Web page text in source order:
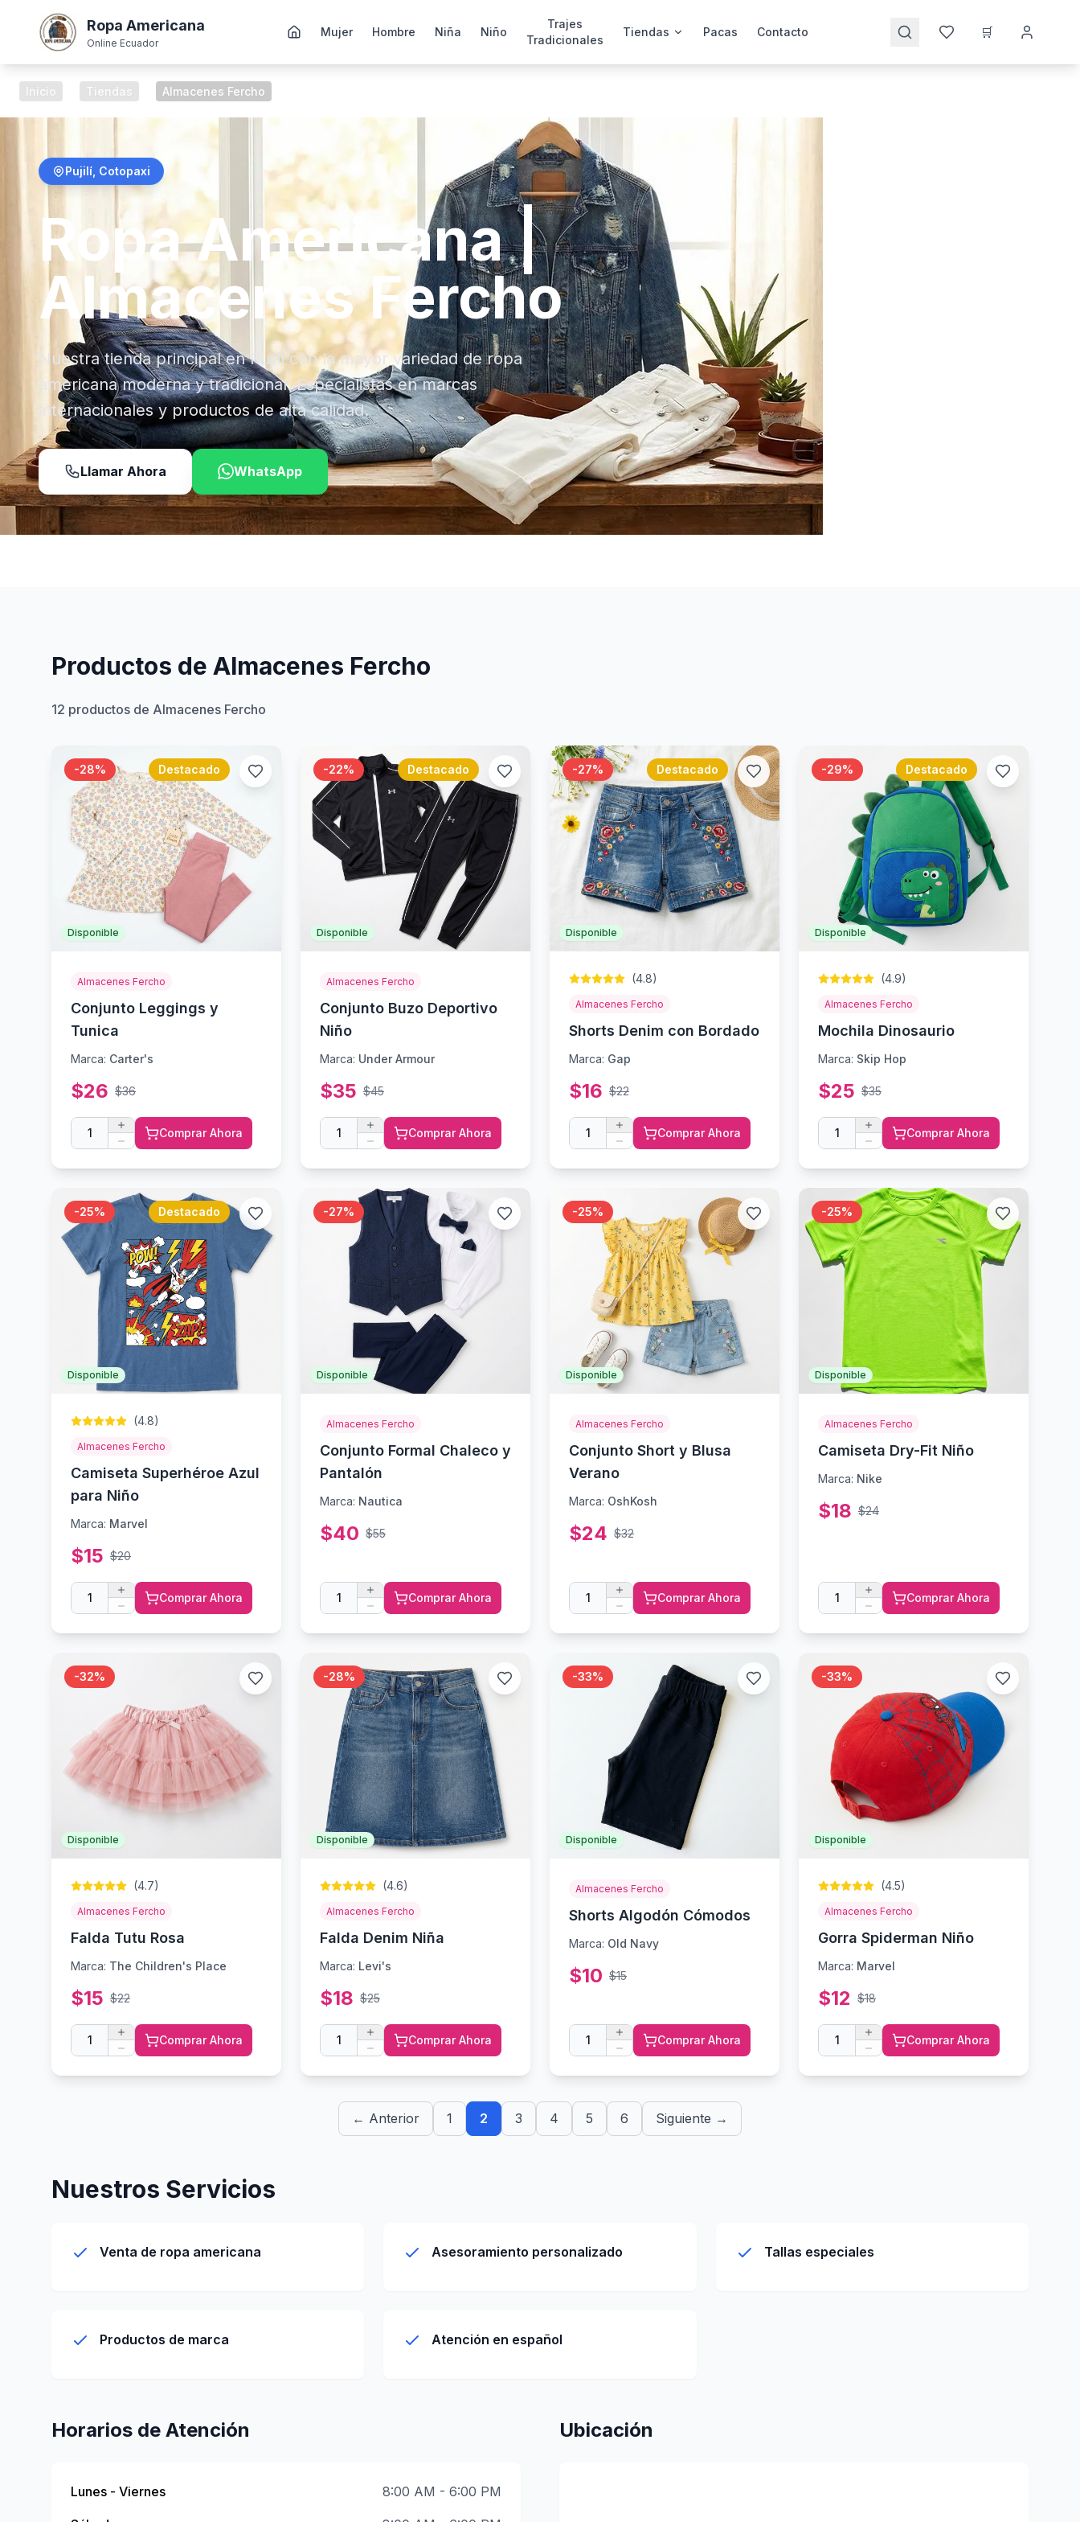
Ropa Americana
Online Ecuador
Mujer Hombre Niña Niño
Trajes
Tradicionales
Tiendas Pacas Contacto 🛒
Inicio Tiendas Almacenes Fercho
Pujilí Cotopaxi
Ropa Americana |
Almacenes Fercho
Nuestra tienda principal en Pujilí con la mayor variedad de ropa
americana moderna y tradicional. Especialistas en marcas
internacionales y productos de alta calidad.
Llamar Ahora WhatsApp
Productos de Almacenes Fercho
12 productos de Almacenes Fercho
-28% Destacado
Disponible
Almacenes Fercho
Conjunto Leggings y
Tunica
Marca: Carter's
$26 $36
1 Comprar Ahora
-22% Destacado
Disponible
Almacenes Fercho
Conjunto Buzo Deportivo
Niño
Marca: Under Armour
$35 $45
1 Comprar Ahora
-27% Destacado
Disponible
(4.8)
Almacenes Fercho
Shorts Denim con Bordado
Marca: Gap
$16 $22
1 Comprar Ahora
-29% Destacado
Disponible
(4.9)
Almacenes Fercho
Mochila Dinosaurio
Marca: Skip Hop
$25 $35
1 Comprar Ahora
-25% Destacado
Disponible
(4.8)
Almacenes Fercho
Camiseta Superhéroe Azul
para Niño
Marca: Marvel
$15 $20
1 Comprar Ahora
-27%
Disponible
Almacenes Fercho
Conjunto Formal Chaleco y
Pantalón
Marca: Nautica
$40 $55
1 Comprar Ahora
-25%
Disponible
Almacenes Fercho
Conjunto Short y Blusa
Verano
Marca: OshKosh
$24 $32
1 Comprar Ahora
-25%
Disponible
Almacenes Fercho
Camiseta Dry-Fit Niño
Marca: Nike
$18 $24
1 Comprar Ahora
-32%
Disponible
(4.7)
Almacenes Fercho
Falda Tutu Rosa
Marca: The Children's Place
$15 $22
1 Comprar Ahora
-28%
Disponible
(4.6)
Almacenes Fercho
Falda Denim Niña
Marca: Levi's
$18 $25
1 Comprar Ahora
-33%
Disponible
Almacenes Fercho
Shorts Algodón Cómodos
Marca: Old Navy
$10 $15
1 Comprar Ahora
-33%
Disponible
(4.5)
Almacenes Fercho
Gorra Spiderman Niño
Marca: Marvel
$12 $18
1 Comprar Ahora
← Anterior 1 2 3 4 5 6 Siguiente →
Nuestros Servicios
Venta de ropa americana Asesoramiento personalizado Tallas especiales
Productos de marca Atención en español
Horarios de Atención
Lunes - Viernes 8:00 AM - 6:00 PM
Ubicación